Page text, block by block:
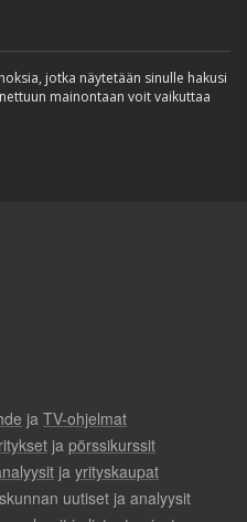
jotka näytetään sinulle hakusi
mainontaan voit vaikuttaa